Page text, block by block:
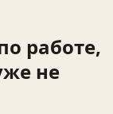
работе,
не